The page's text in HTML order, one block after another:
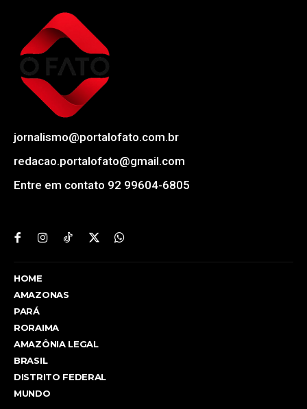
jornalismo@portalofato.com.br
redacao.portalofato@gmail.com
Entre em contato 92 99604-6805
HOME
AMAZONAS
PARÁ
RORAIMA
AMAZÔNIA LEGAL
BRASIL
DISTRITO FEDERAL
MUNDO